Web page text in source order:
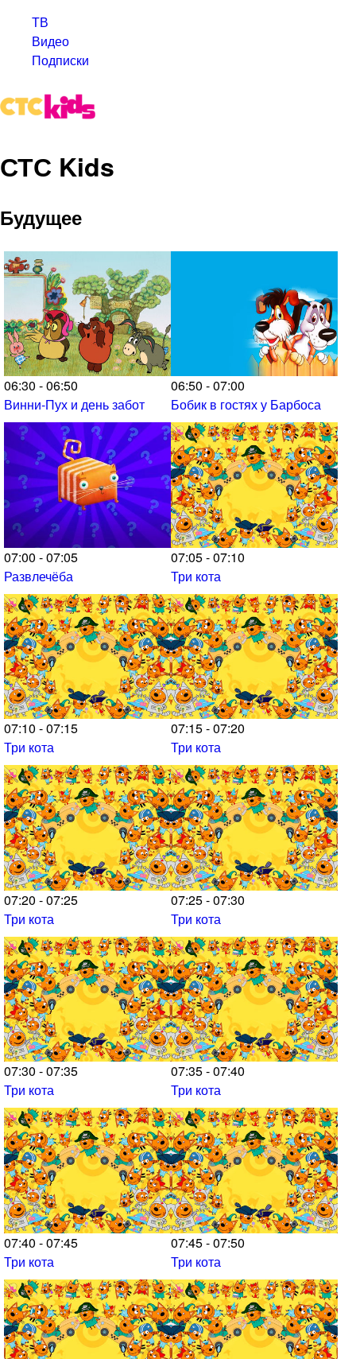
ТВ
Видео
Подписки
СТС Kids
Будущее
06:30 - 06:50
Винни-Пух и день забот
06:50 - 07:00
Бобик в гостях у Барбоса
07:00 - 07:05
Развлечёба
07:05 - 07:10
Три кота
07:10 - 07:15
Три кота
07:15 - 07:20
Три кота
07:20 - 07:25
Три кота
07:25 - 07:30
Три кота
07:30 - 07:35
Три кота
07:35 - 07:40
Три кота
07:40 - 07:45
Три кота
07:45 - 07:50
Три кота